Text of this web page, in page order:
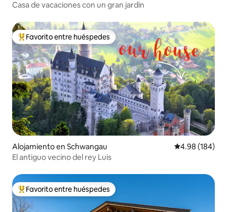
Casa de vacaciones con un gran jardín
Favorito entre huéspedes preferido
Favorito entre huéspedes
Alojamiento en Schwangau Calificación
4.98 (184)
El antiguo vecino del rey Luis
Favorito entre huéspedes preferido
Favorito entre huéspedes